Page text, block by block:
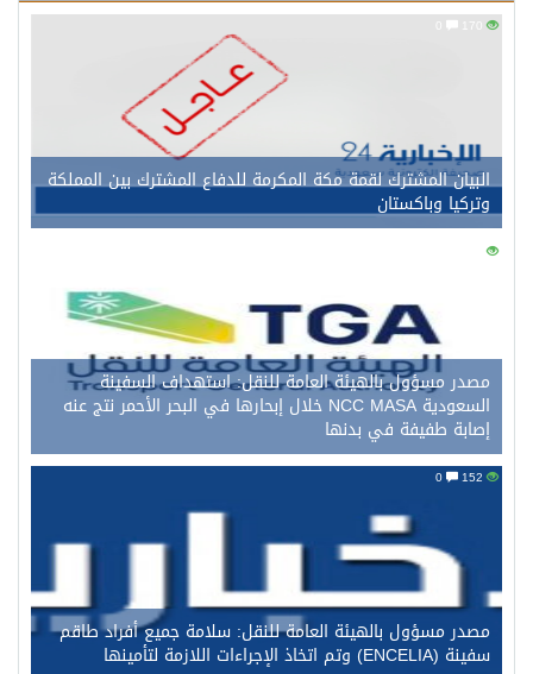
البيان المشترك لقمة مكة المكرمة للدفاع المشترك بين المملكة
وتركيا وباكستان
162
مصدر مسؤول بالهيئة العامة للنقل: استهداف السفينة
السعودية NCC MASA خلال إبحارها في البحر الأحمر نتج عنه
إصابة طفيفة في بدنها
مصدر مسؤول بالهيئة العامة للنقل: سلامة جميع أفراد طاقم
سفينة (ENCELIA) وتم اتخاذ الإجراءات اللازمة لتأمينها